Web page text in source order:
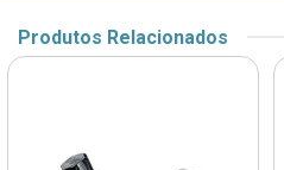
Produtos Relacionados